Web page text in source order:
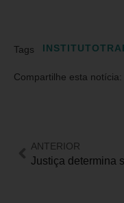
Tags
Compartilhe esta notícia:
ANTERIOR